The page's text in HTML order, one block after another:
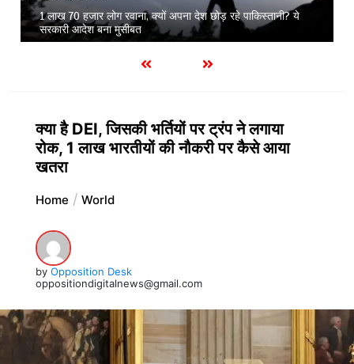
20 देशों में भारत ने चुपचाप भेजे अपने डिप्लोमैट्स, खुलासे से पूरी दुनिया में
हलचल
क्या है DEI, जिसकी भर्तियों पर ट्रंप ने लगाया
रोक, 1 लाख भारतीयों की नौकरी पर कैसे आया
खतरा
Home World
by Opposition Desk
oppositiondigitalnews@gmail.com